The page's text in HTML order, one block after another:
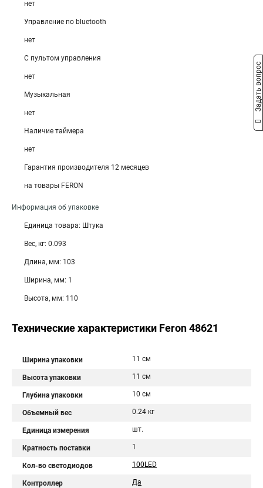
нет
Управление по bluetooth
нет
С пультом управления
нет
Музыкальная
нет
Наличие таймера
нет
Гарантия производителя 12 месяцев
на товары FERON
Информация об упаковке
Единица товара: Штука
Вес, кг: 0.093
Длина, мм: 103
Ширина, мм: 1
Высота, мм: 110
Технические характеристики Feron 48621
Ширина упаковки 11 см
Высота упаковки 11 см
Глубина упаковки 10 см
Объемный вес 0.24 кг
Единица измерения шт.
Кратность поставки 1
Кол-во светодиодов 100LED
Контроллер Да
Задать вопрос